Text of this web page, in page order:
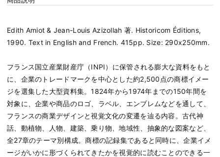
Edith Amiot & Jean-Louis Azizollah 著. Historicom Éditions,
1990. Text in English and French. 415pp. Size: 290x250mm.
フランス国立産業財産庁（INPI）に保管される膨大な資料をもと
に、企業のトレードマークを中心とした約2,500点の商標イメー
ジを選集した大型資料集。1824年から1974年までの150年間を
対象に、企業や商品のロゴ、ラベル、エンブレムなどを通して、
フランスの商業デザインと視覚文化の変遷を辿る内容。古代神
話、動植物、人物、建築、乗り物、地域性、抽象的な図案など、
全27章のテーマ別構成。商標の記録集であると同時に、企業イメ
ージがいかに形づくられてきたかを視覚的に読むことのできる一